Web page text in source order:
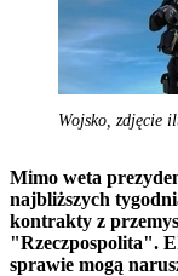
Wojsko, zdjęcie
Mimo weta
najbliższych
kontrakty z
"Rzeczpospolita".
sprawie mogą